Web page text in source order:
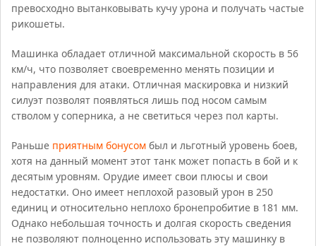
превосходно вытанковывать кучу урона и получать частые
рикошеты.
Машинка обладает отличной максимальной скорость в 56
км/ч, что позволяет своевременно менять позиции и
направления для атаки. Отличная маскировка и низкий
силуэт позволят появляться лишь под носом самым
стволом у соперника, а не светиться через пол карты.
Раньше приятным бонусом был и льготный уровень боев,
хотя на данный момент этот танк может попасть в бой и к
десятым уровням. Орудие имеет свои плюсы и свои
недостатки. Оно имеет неплохой разовый урон в 250
единиц и относительно неплохо бронепробитие в 181 мм.
Однако небольшая точность и долгая скорость сведения
не позволяют полноценно использовать эту машинку в